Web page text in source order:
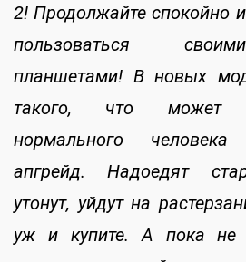
2! Продолжайте спокойно
пользоваться
планшетами! В новых
такого, что может
нормального
апгрейд. Надоедят
утонут, уйдут на
уж и купите. А пока